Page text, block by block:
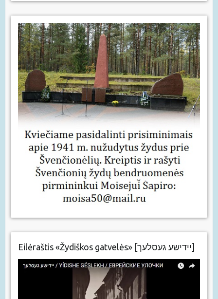
Eilėraštis «Žydiškos gatvelės» [יידישע געסלעך]